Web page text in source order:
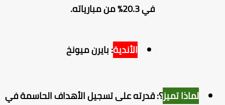
في 20.3% من مبارياته.
الأندية: بايرن ميونخ
لماذا تميز؟: قدرته على تسجيل الأهداف الحاسمة في